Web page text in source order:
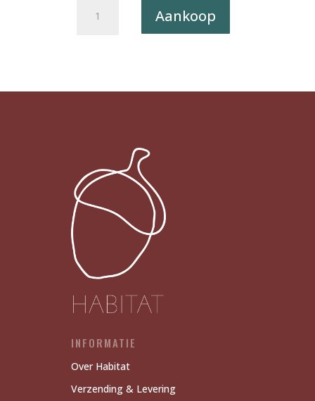
Aankoop
INFORMATIE
Over Habitat
Verzending & Levering